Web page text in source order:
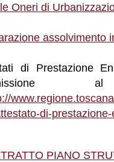
Oneri di
assolvimento
di Prestazione
di-
PIANO